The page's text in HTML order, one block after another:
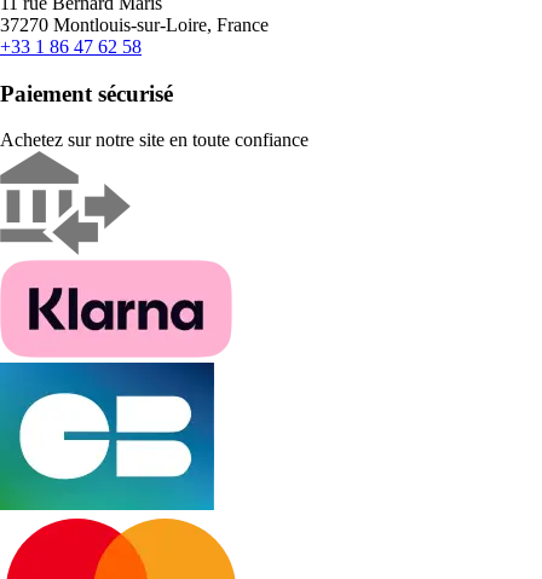
37270 Montlouis-sur-Loire, France
+33 1 86 47 62 58
Paiement sécurisé
Achetez sur notre site en toute confiance